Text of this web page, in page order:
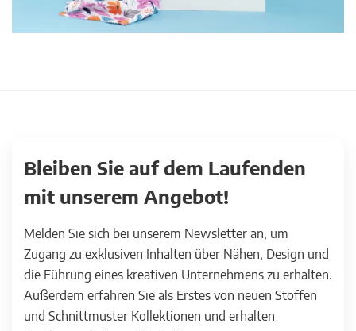
Bleiben Sie auf dem Laufenden
mit unserem Angebot!
Melden Sie sich bei unserem Newsletter an, um
Zugang zu exklusiven Inhalten über Nähen, Design und
die Führung eines kreativen Unternehmens zu erhalten.
Außerdem erfahren Sie als Erstes von neuen Stoffen
und Schnittmuster Kollektionen und erhalten